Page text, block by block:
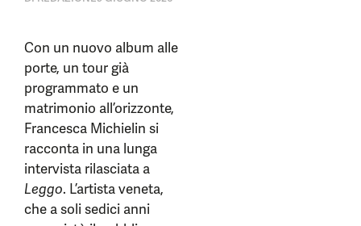
Con un nuovo album alle
porte, un tour già
programmato e un
matrimonio all’orizzonte,
Francesca Michielin si
racconta in una lunga
intervista rilasciata a
Leggo. L’artista veneta,
che a soli sedici anni